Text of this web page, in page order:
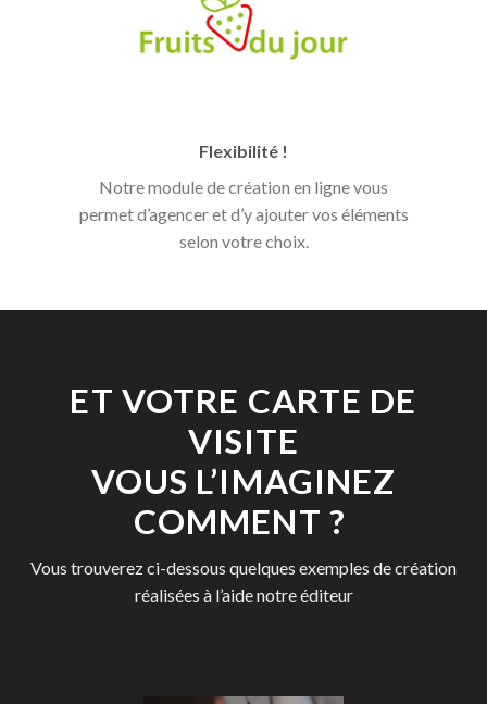
Flexibilité !
Notre module de création en ligne vous
permet d’agencer et d’y ajouter vos éléments
selon votre choix.
ET VOTRE CARTE DE
VISITE
VOUS L’IMAGINEZ
COMMENT ?
Vous trouverez ci-dessous quelques exemples de création
réalisées à l’aide notre éditeur